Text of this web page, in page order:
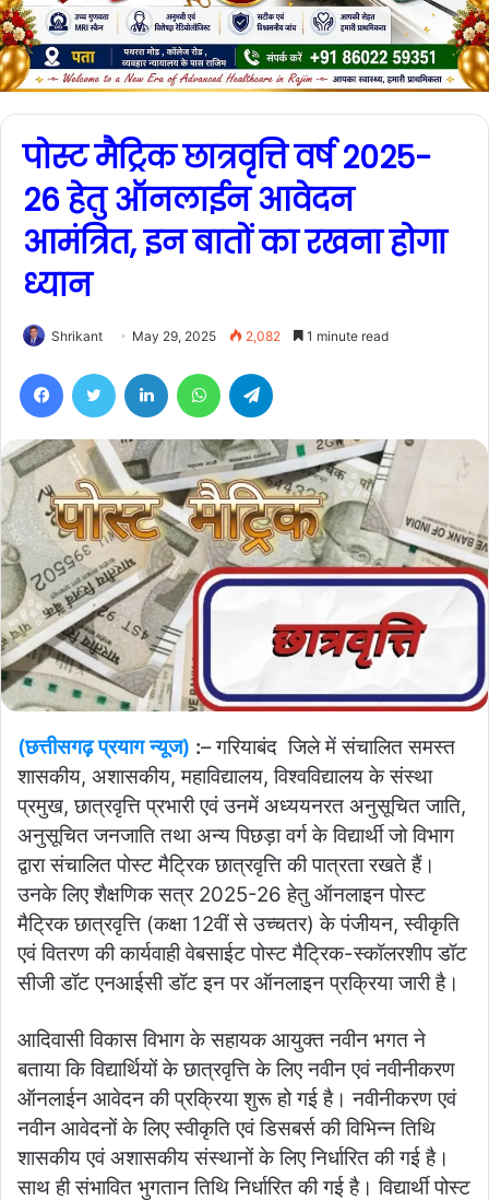
पोस्ट मैट्रिक छात्रवृत्ति वर्ष 2025-
26 हेतु ऑनलाईन आवेदन
आमंत्रित, इन बातों का रखना होगा
ध्यान
Shrikant May 29, 2025 2,082 1 minute read
(छत्तीसगढ़ प्रयाग न्यूज) :– गरियाबंद जिले में संचालित समस्त
शासकीय, अशासकीय, महाविद्यालय, विश्वविद्यालय के संस्था
प्रमुख, छात्रवृत्ति प्रभारी एवं उनमें अध्ययनरत अनुसूचित जाति,
अनुसूचित जनजाति तथा अन्य पिछड़ा वर्ग के विद्यार्थी जो विभाग
द्वारा संचालित पोस्ट मैट्रिक छात्रवृत्ति की पात्रता रखते हैं।
उनके लिए शैक्षणिक सत्र 2025-26 हेतु ऑनलाइन पोस्ट
मैट्रिक छात्रवृत्ति (कक्षा 12वीं से उच्चतर) के पंजीयन, स्वीकृति
एवं वितरण की कार्यवाही वेबसाईट पोस्ट मैट्रिक-स्कॉलरशीप डॉट
सीजी डॉट एनआईसी डॉट इन पर ऑनलाइन प्रक्रिया जारी है।
आदिवासी विकास विभाग के सहायक आयुक्त नवीन भगत ने
बताया कि विद्यार्थियों के छात्रवृत्ति के लिए नवीन एवं नवीनीकरण
ऑनलाईन आवेदन की प्रक्रिया शुरू हो गई है। नवीनीकरण एवं
नवीन आवेदनों के लिए स्वीकृति एवं डिसबर्स की विभिन्न तिथि
शासकीय एवं अशासकीय संस्थानों के लिए निर्धारित की गई है।
साथ ही संभावित भुगतान तिथि निर्धारित की गई है। विद्यार्थी पोस्ट